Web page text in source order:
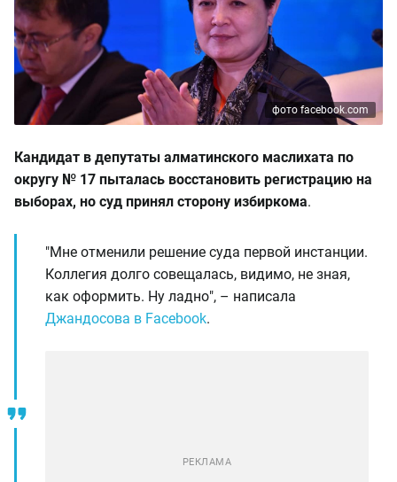
фото facebook.com
Кандидат в депутаты алматинского маслихата по
округу № 17 пыталась восстановить регистрацию на
выборах, но суд принял сторону избиркома.
"Мне отменили решение суда первой инстанции.
Коллегия долго совещалась, видимо, не зная,
как оформить. Ну ладно", – написала
Джандосова в Facebook.